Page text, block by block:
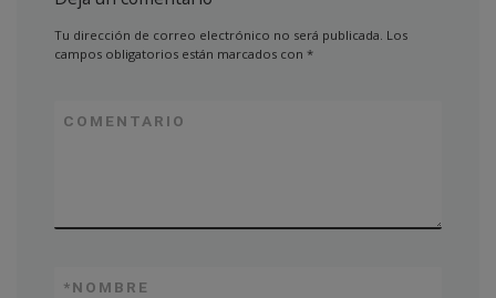
Tu dirección de correo electrónico no será publicada. Los
campos obligatorios están marcados con *
COMENTARIO
NOMBRE
*